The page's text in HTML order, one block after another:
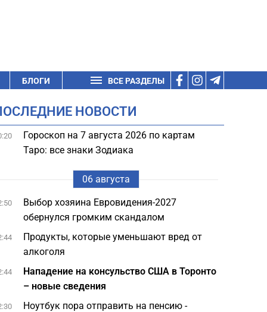
БЛОГИ ВСЕ РАЗДЕЛЫ
НОВОСТИ
Гороскоп на 7 августа 2026 по картам
Таро: все знаки Зодиака
06 августа
Выбор хозяина Евровидения-2027
обернулся громким скандалом
Продукты, которые уменьшают вред от
алкоголя
Нападение на консульство США в Торонто
– новые сведения
Ноутбук пора отправить на пенсию -